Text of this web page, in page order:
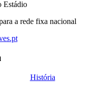
Estádio
a rede fixa nacional
História